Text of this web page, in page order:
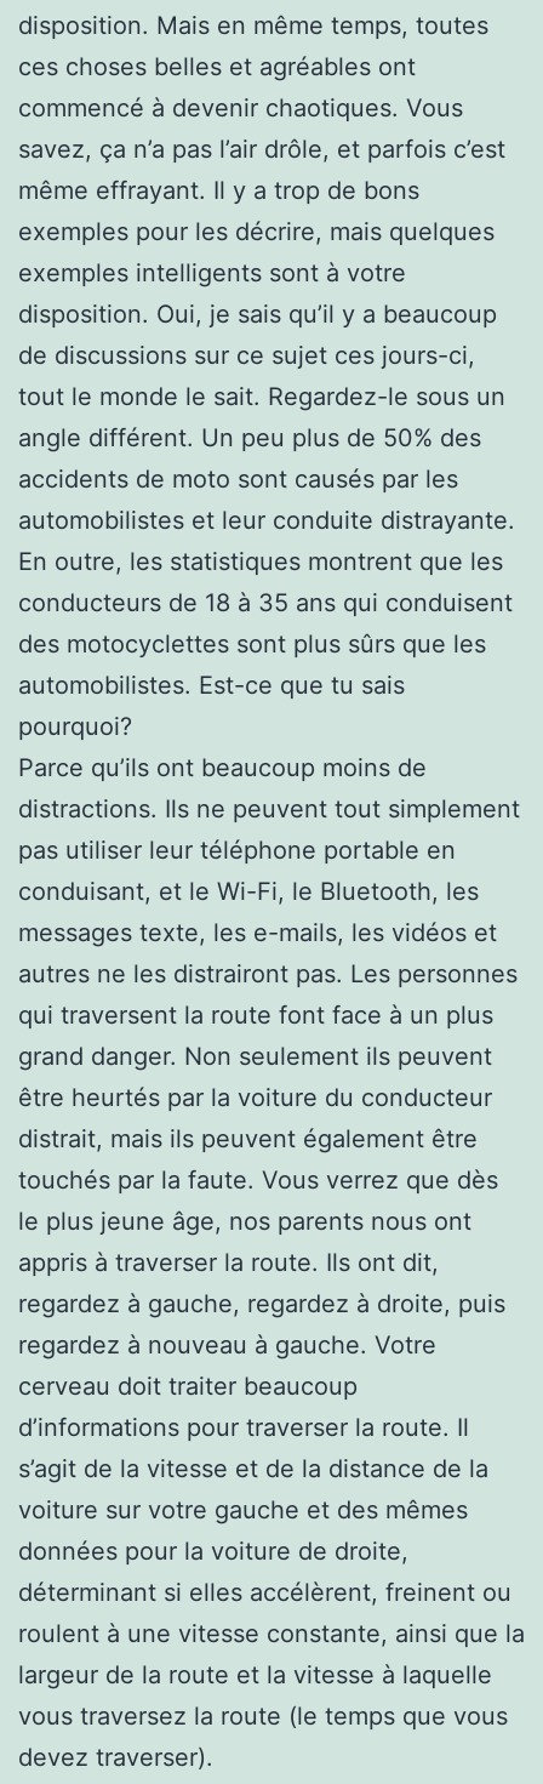
disposition. Mais en même temps, toutes
ces choses belles et agréables ont
commencé à devenir chaotiques. Vous
savez, ça n’a pas l’air drôle, et parfois c’est
même effrayant. Il y a trop de bons
exemples pour les décrire, mais quelques
exemples intelligents sont à votre
disposition. Oui, je sais qu’il y a beaucoup
de discussions sur ce sujet ces jours-ci,
tout le monde le sait. Regardez-le sous un
angle différent. Un peu plus de 50% des
accidents de moto sont causés par les
automobilistes et leur conduite distrayante.
En outre, les statistiques montrent que les
conducteurs de 18 à 35 ans qui conduisent
des motocyclettes sont plus sûrs que les
automobilistes. Est-ce que tu sais
pourquoi?
Parce qu’ils ont beaucoup moins de
distractions. Ils ne peuvent tout simplement
pas utiliser leur téléphone portable en
conduisant, et le Wi-Fi, le Bluetooth, les
messages texte, les e-mails, les vidéos et
autres ne les distrairont pas. Les personnes
qui traversent la route font face à un plus
grand danger. Non seulement ils peuvent
être heurtés par la voiture du conducteur
distrait, mais ils peuvent également être
touchés par la faute. Vous verrez que dès
le plus jeune âge, nos parents nous ont
appris à traverser la route. Ils ont dit,
regardez à gauche, regardez à droite, puis
regardez à nouveau à gauche. Votre
cerveau doit traiter beaucoup
d’informations pour traverser la route. Il
s’agit de la vitesse et de la distance de la
voiture sur votre gauche et des mêmes
données pour la voiture de droite,
déterminant si elles accélèrent, freinent ou
roulent à une vitesse constante, ainsi que la
largeur de la route et la vitesse à laquelle
vous traversez la route (le temps que vous
devez traverser).